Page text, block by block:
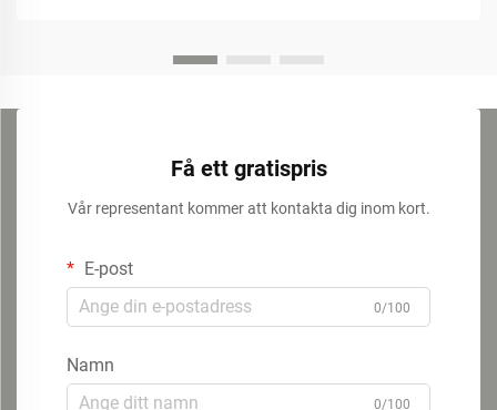
Få ett gratispris
Vår representant kommer att kontakta dig inom kort.
E-post
0/100
Namn
0/100